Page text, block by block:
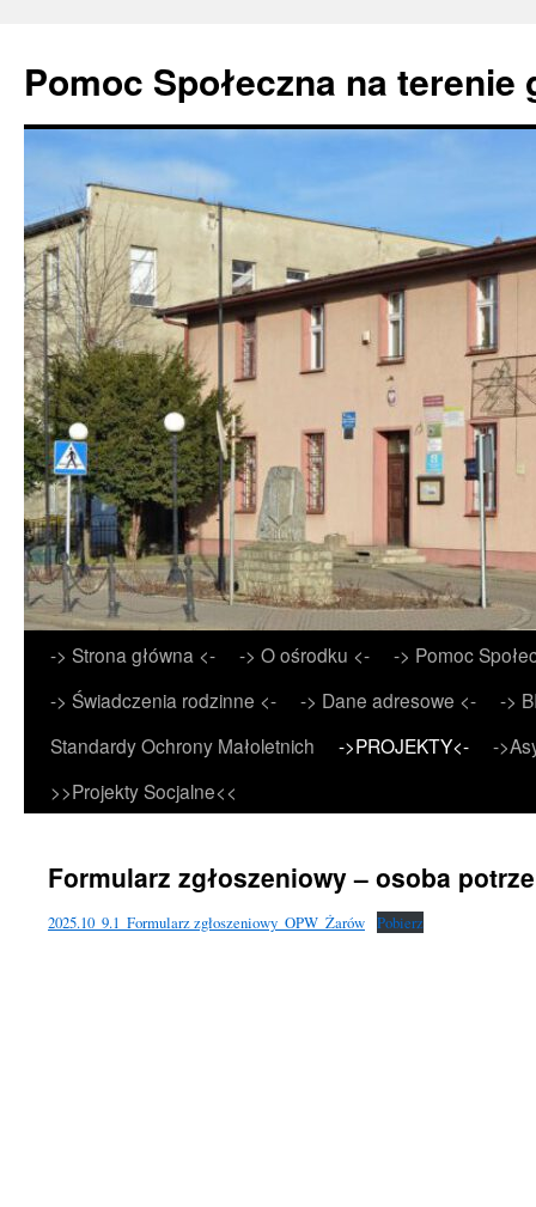
Pomoc Społeczna na terenie
Przejdź
do
treści
-> Strona główna <- -> O ośrodku <-
-> Pomoc
-> Świadczenia rodzinne <-
-> Dane adresowe <-
->
Standardy Ochrony Małoletnich
->PROJEKTY<-
-
>>Projekty Socjalne<<
Formularz zgłoszeniowy – osoba
2025.10_9.1_Formularz zgłoszeniowy_OPW_Żarów Pobierz